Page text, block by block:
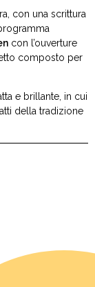
con una scrittura
con l’ouverture
composto per
e brillante, in cui
della tradizione